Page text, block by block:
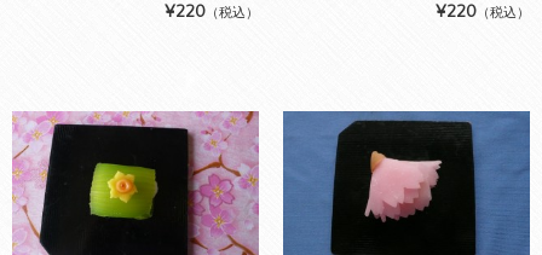
¥220 （税込） ¥220 （税込）